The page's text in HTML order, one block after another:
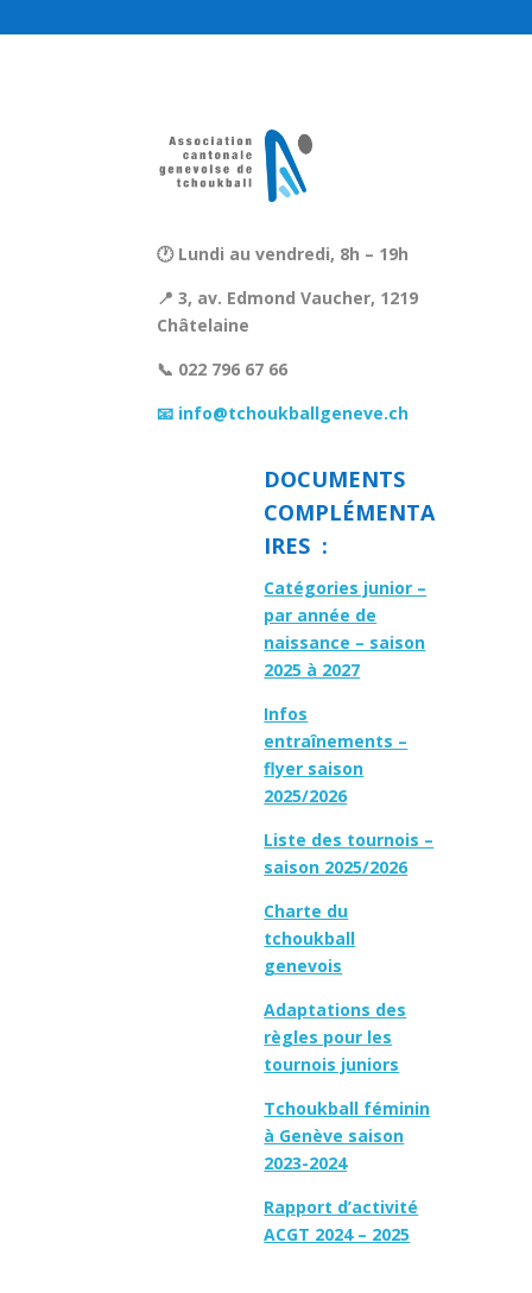
🕐 Lundi au vendredi, 8h – 19h
📍 3, av. Edmond Vaucher, 1219
Châtelaine
📞 022 796 67 66
📧 info@tchoukballgeneve.ch
DOCUMENTS
COMPLÉMENTA
IRES :
Catégories junior –
par année de
naissance – saison
2025 à 2027
Infos
entraînements –
flyer saison
2025/2026
Liste des tournois –
saison 2025/2026
Charte du
tchoukball
genevois
Adaptations des
règles pour les
tournois juniors
Tchoukball féminin
à Genève saison
2023-2024
Rapport d’activité
ACGT 2024 – 2025